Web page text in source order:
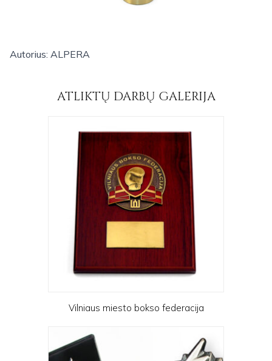
Autorius: ALPERA
ATLIKTŲ DARBŲ GALERIJA
Vilniaus miesto bokso federacija